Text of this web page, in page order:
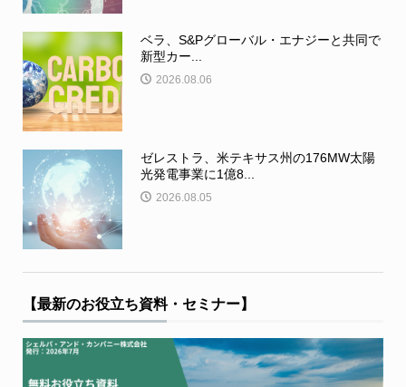
ベラ、S&Pグローバル・エナジーと共同で
新型カー...
2026.08.06
ゼレストラ、米テキサス州の176MW太陽
光発電事業に1億8...
2026.08.05
【最新のお役立ち資料・セミナー】